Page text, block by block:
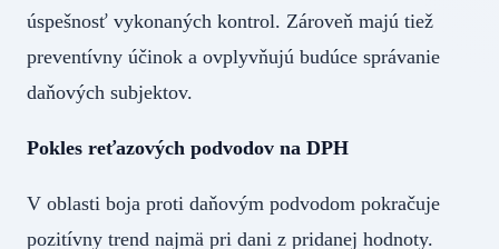
úspešnosť vykonaných kontrol. Zároveň majú tiež
preventívny účinok a ovplyvňujú budúce správanie
daňových subjektov.
Pokles reťazových podvodov na DPH
V oblasti boja proti daňovým podvodom pokračuje
pozitívny trend najmä pri dani z pridanej hodnoty.